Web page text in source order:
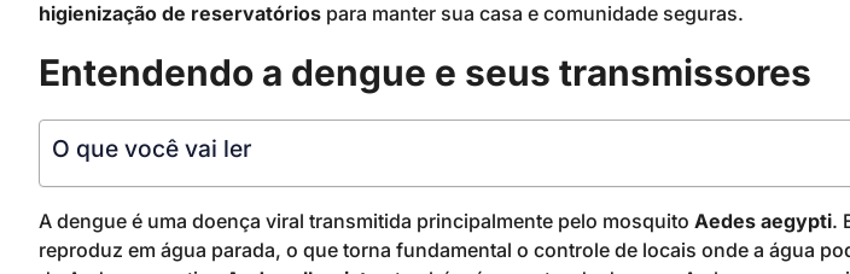
higienização de reservatórios para manter sua casa e comunidade seguras.
Entendendo a dengue e seus transmissores
O que você vai ler
A dengue é uma doença viral transmitida principalmente pelo mosquito Aedes aegypti.
reproduz em água parada, o que torna fundamental o controle de locais onde a água